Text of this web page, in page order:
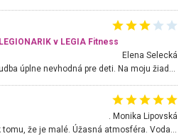
v LEGIA Fitness
Elena Selecká
. Monika Lipovská
Úžasné prostredie, napriek tomu, že je malé. Úžasná atmosféra. Voda fantastická a nádherná. Ľudí je pomerne veľa, ale su mili a ohľaduplní. Je veľmi zaujímavé sledovať, ako dokážu spolu športovať cudzí ľudia a bez ohľadu na vek. Vládne tu pohoda. Vnuka neviem dostať z vody. Ďakujem za krásny deň . Urcite sa sem vrátim. Jediný problém je s parkovaním, ale aj ten sa mi podarilo vyriešiť. Monika Bratislava